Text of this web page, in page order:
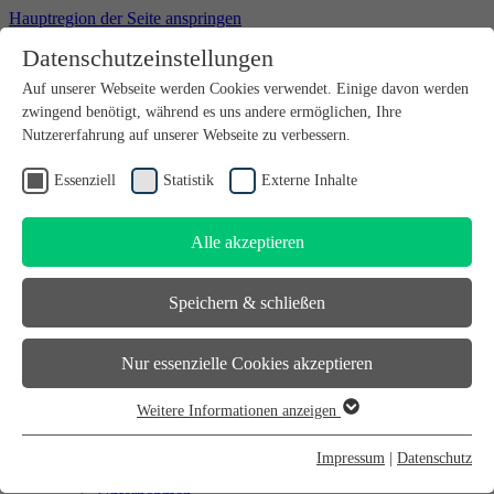
Hauptregion der Seite anspringen
Willkommen bei futureSAX - der Innovationsplattform des
Freistaates Sachsen.
Suchfeld
DE
Sächsisches Start-up-Partner-Netzwerk
Sächsisches Gründerforum
Datenschutzeinstellungen
Auf unserer Webseite werden Cookies verwendet. Einige davon werden
zwingend benötigt, während es uns andere ermöglichen, Ihre
Nutzererfahrung auf unserer Webseite zu verbessern.
Essenziell Statistik Externe Inhalte
Alle akzeptieren
Speichern & schließen
Nur essenzielle Cookies akzeptieren
Essenzielle Cookies werden für grundlegende Funktionen der
Weitere Informationen anzeigen
Impressum Datenschutz